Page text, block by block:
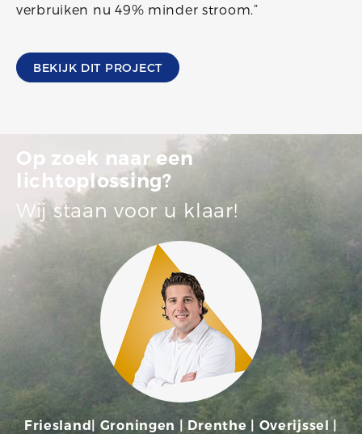
verbruiken nu 49% minder stroom.”
BEKIJK DIT PROJECT
Op zoek naar een
lichtoplossing?
Wij staan voor u klaar!
Friesland| Groningen | Drenthe | Overijssel |